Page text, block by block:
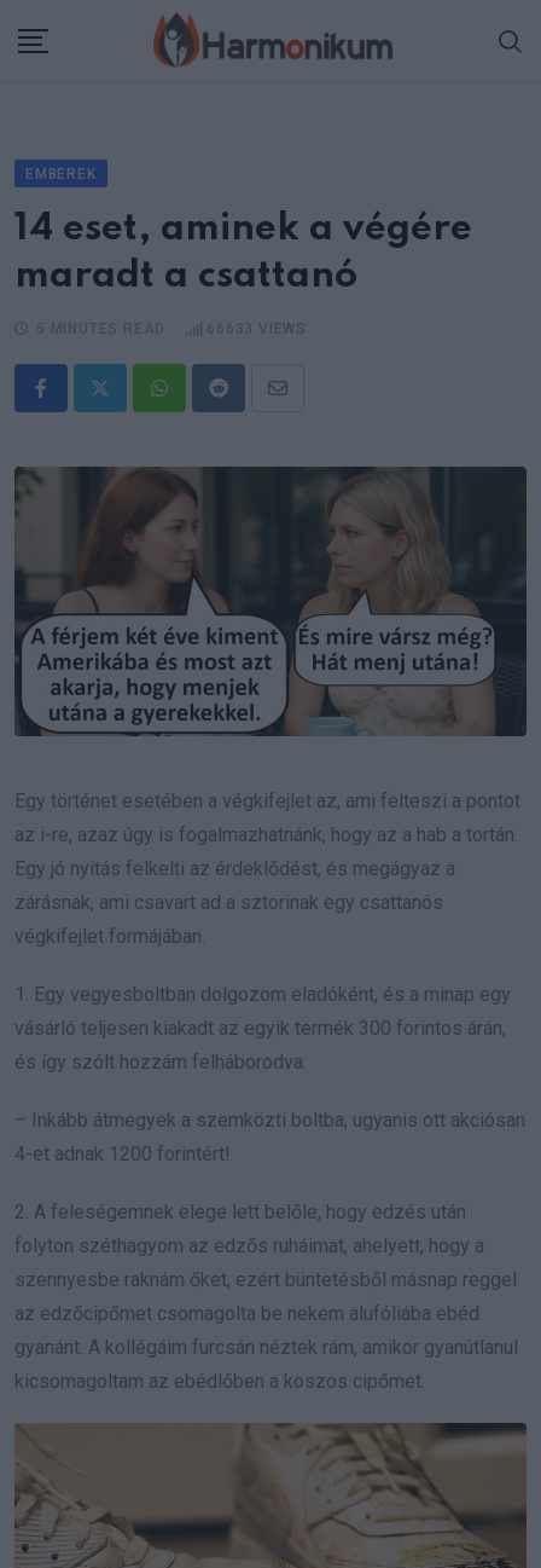
EMBEREK
14 eset, aminek a végére
maradt a csattanó
WhatsappRedditShare
Email
Egy történet esetében a végkifejlet az, ami felteszi a pontot
az i-re, azaz úgy is fogalmazhatnánk, hogy az a hab a tortán.
Egy jó nyitás felkelti az érdeklődést, és megágyaz a
zárásnak, ami csavart ad a sztorinak egy csattanós
végkifejlet formájában.
1. Egy vegyesboltban dolgozom eladóként, és a minap egy
vásárló teljesen kiakadt az egyik termék 300 forintos árán,
és így szólt hozzám felháborodva:
– Inkább átmegyek a szemközti boltba, ugyanis ott akciósan
4-et adnak 1200 forintért!
2. A feleségemnek elege lett belőle, hogy edzés után
folyton széthagyom az edzős ruháimat, ahelyett, hogy a
szennyesbe raknám őket, ezért büntetésből másnap reggel
az edzőcipőmet csomagolta be nekem alufóliába ebéd
gyanánt. A kollégáim furcsán néztek rám, amikor gyanútlanul
kicsomagoltam az ebédlőben a koszos cipőmet.